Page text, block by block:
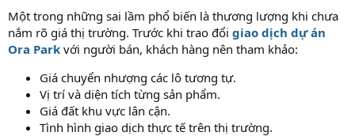
Một trong những sai lầm phổ biến là thương lượng khi chưa
nắm rõ giá thị trường. Trước khi trao đổi giao dịch dự án
Ora Park với người bán, khách hàng nên tham khảo:
Giá chuyển nhượng các lô tương tự.
Vị trí và diện tích từng sản phẩm.
Giá đất khu vực lân cận.
Tình hình giao dịch thực tế trên thị trường.